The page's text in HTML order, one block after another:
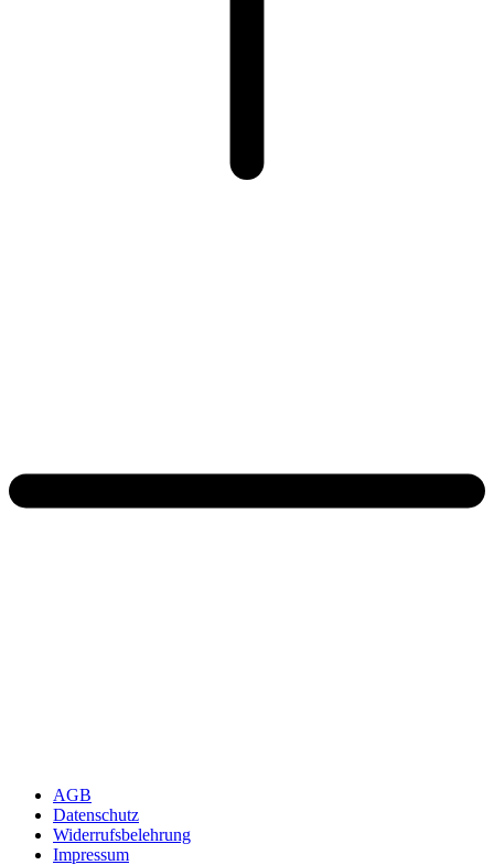
AGB
Datenschutz
Widerrufsbelehrung
Impressum